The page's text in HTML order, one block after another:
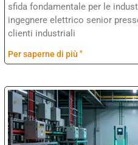
sfida fondamentale per le
ingegnere elettrico senior
clienti industriali
Per saperne di più "